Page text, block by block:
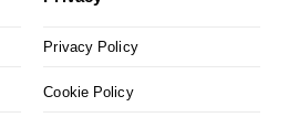
Privacy Policy
Cookie Policy